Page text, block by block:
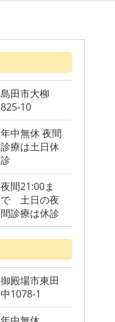
島田市大柳
825-10
年中無休 夜間
診療は土日休
診
夜間21:00ま
で 土日の夜
間診療は休診
御殿場市東田
中1078-1